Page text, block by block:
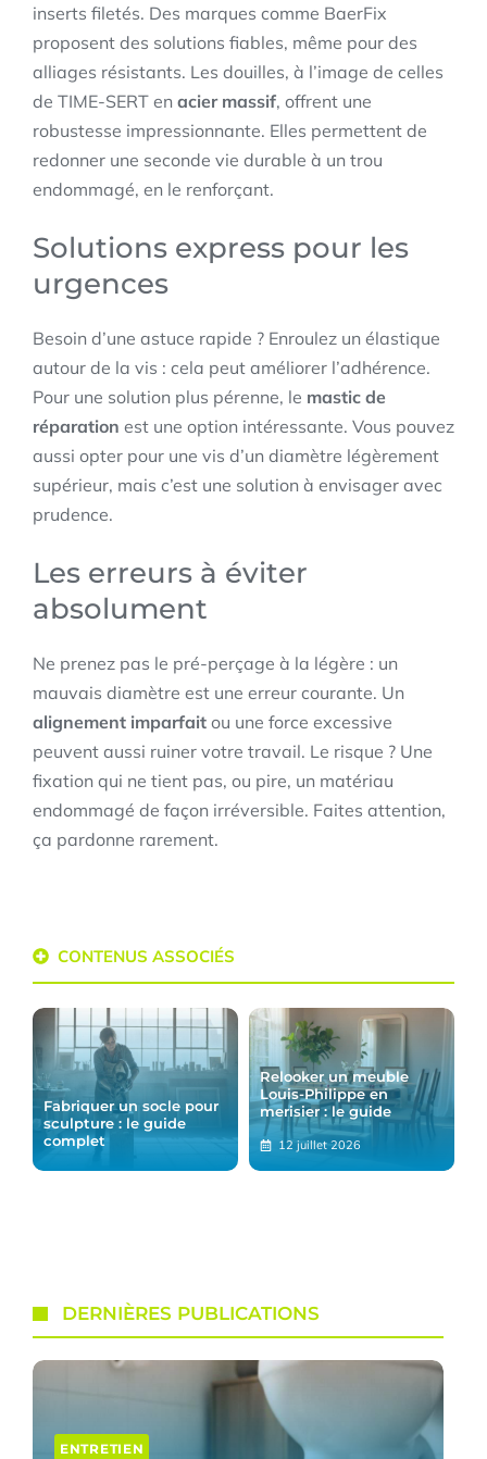
inserts filetés. Des marques comme BaerFix
proposent des solutions fiables, même pour des
alliages résistants. Les douilles, à l’image de celles
de TIME-SERT en acier massif, offrent une
robustesse impressionnante. Elles permettent de
redonner une seconde vie durable à un trou
endommagé, en le renforçant.
Solutions express pour les
urgences
Besoin d’une astuce rapide ? Enroulez un élastique
autour de la vis : cela peut améliorer l’adhérence.
Pour une solution plus pérenne, le mastic de
réparation est une option intéressante. Vous pouvez
aussi opter pour une vis d’un diamètre légèrement
supérieur, mais c’est une solution à envisager avec
prudence.
Les erreurs à éviter
absolument
Ne prenez pas le pré-perçage à la légère : un
mauvais diamètre est une erreur courante. Un
alignement imparfait ou une force excessive
peuvent aussi ruiner votre travail. Le risque ? Une
fixation qui ne tient pas, ou pire, un matériau
endommagé de façon irréversible. Faites attention,
ça pardonne rarement.
CONTENUS ASSOCIÉS
Fabriquer un socle pour
sculpture : le guide
complet
Relooker un meuble
Louis-Philippe en
merisier : le guide
12 juillet 2026
DERNIÈRES PUBLICATIONS
ENTRETIEN